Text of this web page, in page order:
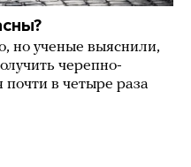
но ученые выяснили,
черепно-
в четыре раза